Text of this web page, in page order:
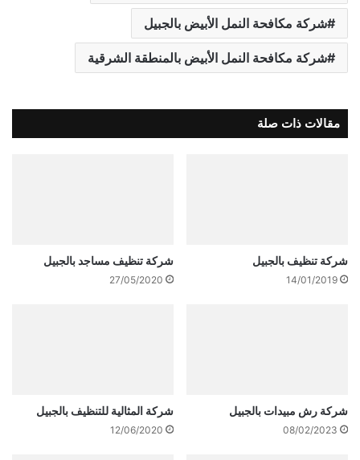
شركة مكافحة النمل الأبيض بالجبيل
شركة مكافحة النمل الأبيض بالمنطقة الشرقية
مقالات ذات صلة
شركة تنظيف بالجبيل
14/01/2019
شركة تنظيف مساجد بالجبيل
27/05/2020
شركة رش مبيدات بالجبيل
08/02/2023
شركة المثالية للتنظيف بالجبيل
12/06/2020